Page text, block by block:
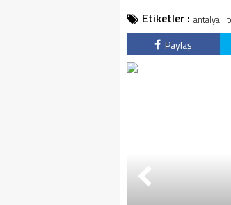
Etiketler : antalya
Paylaş